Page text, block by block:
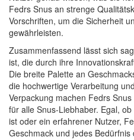
Fedrs Snus an strenge
Vorschriften, um die Sicherheit
gewährleisten.
Zusammenfassend lässt sich
ist, die durch ihre
Die breite Palette an
die hochwertige Verarbeitung
Verpackung machen Fedrs
für alle Snus-Liebhaber. Egal,
ist oder ein erfahrener Nutzer,
Geschmack und jedes